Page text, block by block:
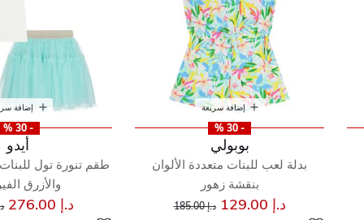
إضافة سريعة
- 30 %
بوبولي
بدلة لعب للبنات متعددة الألوان
بنقشة زهور
د.إ 129.00 سعر مخفض مند.إ 185.00
إضافة
- 30 %
أيدو
طقم تنورة تول
والأزرق
د.إ 276.00